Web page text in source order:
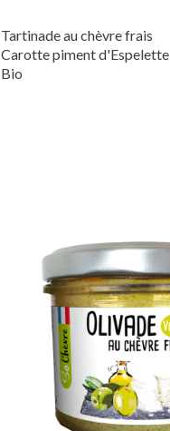
Tartinade au chèvre frais
Carotte piment d'Espelette
Bio